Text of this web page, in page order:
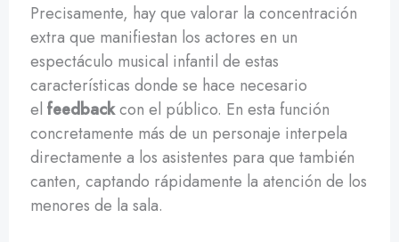
Precisamente, hay que valorar la concentración
extra que manifiestan los actores en un
espectáculo musical infantil de estas
características donde se hace necesario
el feedbackcon el público. En esta función
concretamente más de un personaje interpela
directamente a los asistentes para que también
canten, captando rápidamente la atención de los
menores de la sala.